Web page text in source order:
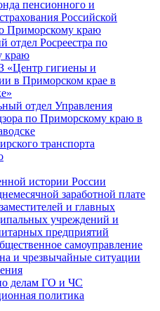
пенсионного и
Российской
Приморскому краю
отдел Росреестра по
краю
гигиены и
в Приморском крае в
отдел Управления
по Приморскому краю в
транспорта
истории России
заработной плате
и главных
учреждений и
предприятий
самоуправление
и чрезвычайные ситуации
делам ГО и ЧС
политика